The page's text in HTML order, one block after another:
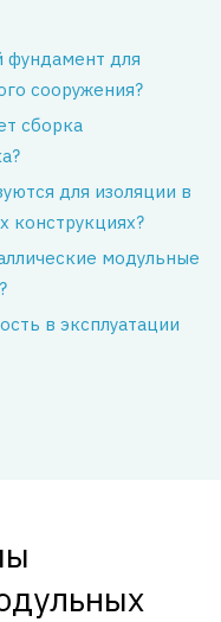
для
сооружения?
сборка
для изоляции в
конструкциях?
модульные
в эксплуатации